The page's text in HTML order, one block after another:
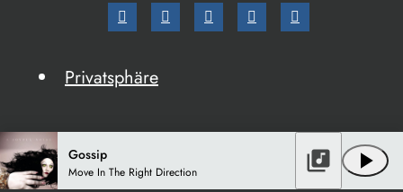
Privatsphäre
Gossip
Move In The Right Direction play_arrow
library_music